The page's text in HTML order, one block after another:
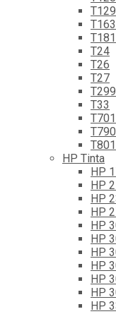
T24
T26
T27
T33
HP Tinta
HP
HP
HP
HP
HP
HP
HP
HP
HP
HP
HP